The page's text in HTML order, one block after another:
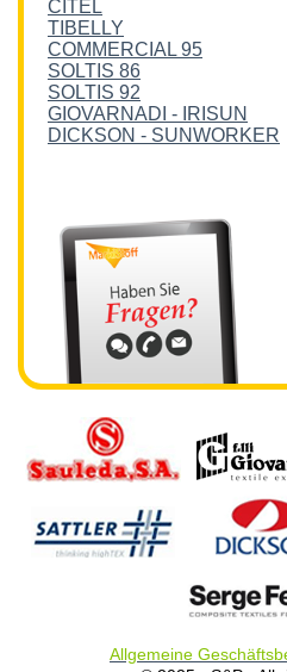
CITEL
TIBELLY
COMMERCIAL 95
SOLTIS 86
SOLTIS 92
GIOVARNADI - IRISUN
DICKSON - SUNWORKER
Allgemeine